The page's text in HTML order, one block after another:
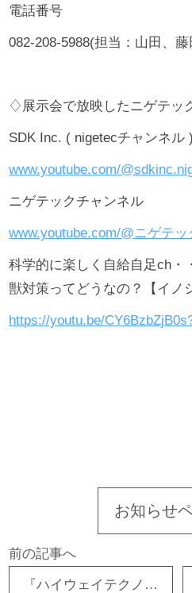
電話番号
082-208-5988(担当：山田、藤
♢展示会で放映したニゲテッ
SDK Inc. ( nigetecチャンネル )
www.youtube.com/
ニゲテックチャンネル
www.youtube.com/@ニゲテッ
科学的に楽しく自給自足ch・
獣対策ってどうなの？【イノ
https://youtu.be/
お知らせ
前の記事へ
『ハイウェイテクノフェア 2025』 出展のお知らせ